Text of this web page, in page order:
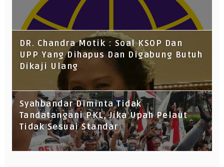
DR. Chandra Motik : Soal KSOP Dan
UPP Yang Dihapus Dan Digabung Butuh
Dikaji Ulang
Syahbandar Diminta Tidak
Tandatangani PKL, Jika Upah Pelaut
Tidak Sesuai Standar